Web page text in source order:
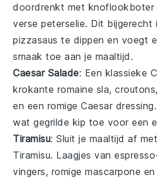
doordrenkt met knoflookboter
verse peterselie. Dit bijgerecht
pizzasaus te dippen en voegt
smaak toe aan je maaltijd.
Caesar Salade: Een klassieke
krokante romaine sla,croutons,
en een romigeCaesar dressing
watgegrilde kip toe voor een
Tiramisu: Sluit je maaltijd af
Tiramisu. Laagjes van
vingers, romige mascarpone